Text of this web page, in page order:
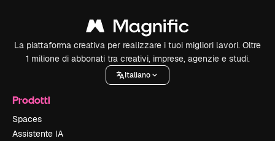
La piattaforma creativa per realizzare i tuoi migliori lavori. Oltre
1 milione di abbonati tra creativi, imprese, agenzie e studi.
Italiano
Prodotti
Spaces
Assistente IA